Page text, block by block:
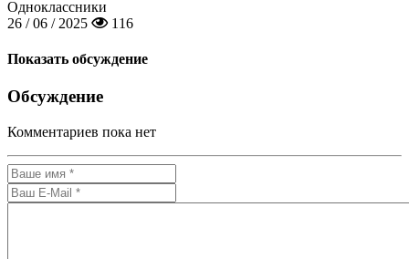
Одноклассники
26 / 06 / 2025
116
Показать обсуждение
Обсуждение
Комментариев пока нет